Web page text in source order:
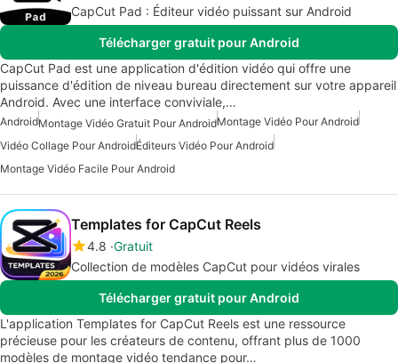
CapCut Pad : Éditeur vidéo puissant sur Android
Télécharger gratuit pour Android
CapCut Pad est une application d'édition vidéo qui offre une
puissance d'édition de niveau bureau directement sur votre appareil
Android. Avec une interface conviviale,…
AndroidMontage Vidéo Gratuit Pour AndroidMontage Vidéo Pour Android
Vidéo Collage Pour AndroidÉditeurs Vidéo Pour Android
Montage Vidéo Facile Pour Android
Templates for CapCut Reels
4.8 Gratuit
Collection de modèles CapCut pour vidéos virales
Télécharger gratuit pour Android
L'application Templates for CapCut Reels est une ressource
précieuse pour les créateurs de contenu, offrant plus de 1000
modèles de montage vidéo tendance pour…